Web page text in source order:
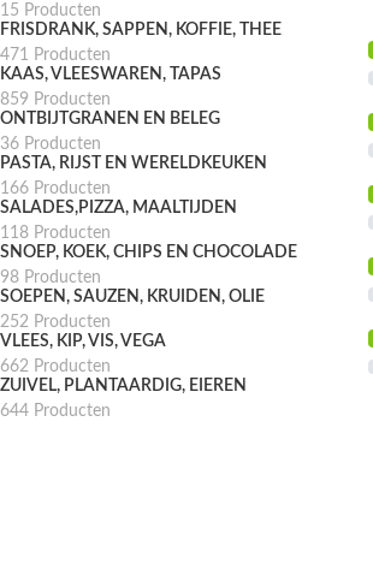
15 Producten
FRISDRANK, SAPPEN, KOFFIE, THEE
471 Producten
KAAS, VLEESWAREN, TAPAS
859 Producten
ONTBIJTGRANEN EN BELEG
36 Producten
PASTA, RIJST EN WERELDKEUKEN
166 Producten
SALADES,PIZZA, MAALTIJDEN
118 Producten
SNOEP, KOEK, CHIPS EN CHOCOLADE
98 Producten
SOEPEN, SAUZEN, KRUIDEN, OLIE
252 Producten
VLEES, KIP, VIS, VEGA
662 Producten
ZUIVEL, PLANTAARDIG, EIEREN
644 Producten